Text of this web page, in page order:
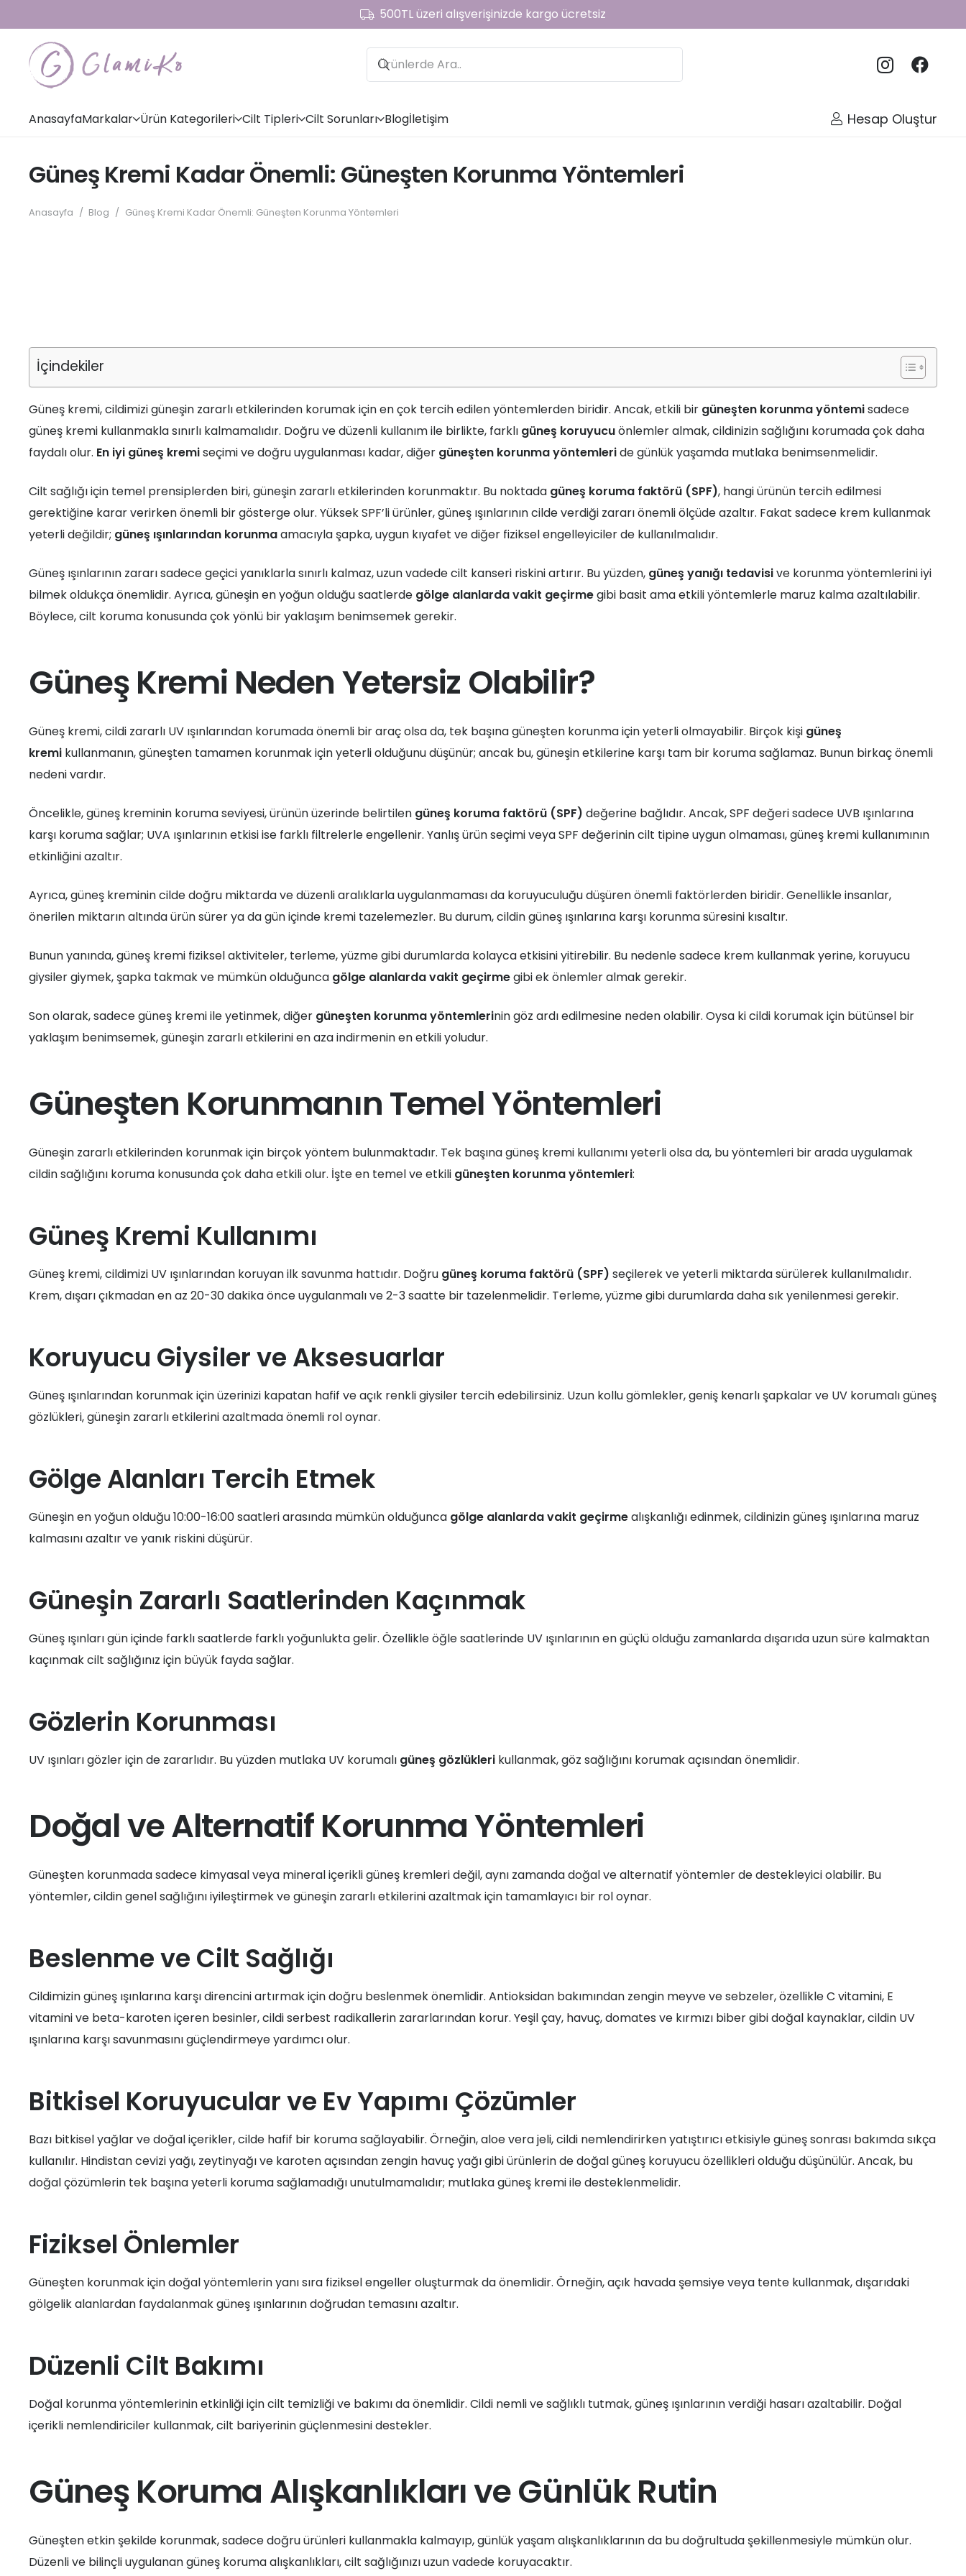
500TL üzeri alışverişinizde kargo ücretsiz
AnasayfaMarkalar Ürün Kategorileri Cilt Tipleri Cilt Sorunları Blogİletişim Hesap Oluştur
Güneş Kremi Kadar Önemli: Güneşten Korunma Yöntemleri
Anasayfa / Blog / Güneş Kremi Kadar Önemli: Güneşten Korunma Yöntemleri
İçindekiler
Güneş kremi, cildimizi güneşin zararlı etkilerinden korumak için en çok tercih edilen yöntemlerden biridir. Ancak, etkili bir güneşten korunma yöntemisadece
güneş kremi kullanmakla sınırlı kalmamalıdır. Doğru ve düzenli kullanım ile birlikte, farklı güneş koruyucuönlemler almak, cildinizin sağlığını korumada çok daha
faydalı olur. En iyi güneş kremiseçimi ve doğru uygulanması kadar, diğer güneşten korunma yöntemleride günlük yaşamda mutlaka benimsenmelidir.
Cilt sağlığı için temel prensiplerden biri, güneşin zararlı etkilerinden korunmaktır. Bu noktada güneş koruma faktörü (SPF), hangi ürünün tercih edilmesi
gerektiğine karar verirken önemli bir gösterge olur. Yüksek SPF’li ürünler, güneş ışınlarının cilde verdiği zararı önemli ölçüde azaltır. Fakat sadece krem kullanmak
yeterli değildir; güneş ışınlarından korunmaamacıyla şapka, uygun kıyafet ve diğer fiziksel engelleyiciler de kullanılmalıdır.
Güneş ışınlarının zararı sadece geçici yanıklarla sınırlı kalmaz, uzun vadede cilt kanseri riskini artırır. Bu yüzden, güneş yanığı tedavisive korunma yöntemlerini iyi
bilmek oldukça önemlidir. Ayrıca, güneşin en yoğun olduğu saatlerde gölge alanlarda vakit geçirmegibi basit ama etkili yöntemlerle maruz kalma azaltılabilir.
Böylece, cilt koruma konusunda çok yönlü bir yaklaşım benimsemek gerekir.
Güneş Kremi Neden Yetersiz Olabilir?
Güneş kremi, cildi zararlı UV ışınlarından korumada önemli bir araç olsa da, tek başına güneşten korunma için yeterli olmayabilir. Birçok kişi güneş
kremi kullanmanın, güneşten tamamen korunmak için yeterli olduğunu düşünür; ancak bu, güneşin etkilerine karşı tam bir koruma sağlamaz. Bunun birkaç önemli
nedeni vardır.
Öncelikle, güneş kreminin koruma seviyesi, ürünün üzerinde belirtilen güneş koruma faktörü (SPF) değerine bağlıdır. Ancak, SPF değeri sadece UVB ışınlarına
karşı koruma sağlar; UVA ışınlarının etkisi ise farklı filtrelerle engellenir. Yanlış ürün seçimi veya SPF değerinin cilt tipine uygun olmaması, güneş kremi kullanımının
etkinliğini azaltır.
Ayrıca, güneş kreminin cilde doğru miktarda ve düzenli aralıklarla uygulanmaması da koruyuculuğu düşüren önemli faktörlerden biridir. Genellikle insanlar,
önerilen miktarın altında ürün sürer ya da gün içinde kremi tazelemezler. Bu durum, cildin güneş ışınlarına karşı korunma süresini kısaltır.
Bunun yanında, güneş kremi fiziksel aktiviteler, terleme, yüzme gibi durumlarda kolayca etkisini yitirebilir. Bu nedenle sadece krem kullanmak yerine, koruyucu
giysiler giymek, şapka takmak ve mümkün olduğunca gölge alanlarda vakit geçirmegibi ek önlemler almak gerekir.
Son olarak, sadece güneş kremi ile yetinmek, diğer güneşten korunma yöntemlerinin göz ardı edilmesine neden olabilir. Oysa ki cildi korumak için bütünsel bir
yaklaşım benimsemek, güneşin zararlı etkilerini en aza indirmenin en etkili yoludur.
Güneşten Korunmanın Temel Yöntemleri
Güneşin zararlı etkilerinden korunmak için birçok yöntem bulunmaktadır. Tek başına güneş kremi kullanımı yeterli olsa da, bu yöntemleri bir arada uygulamak
cildin sağlığını koruma konusunda çok daha etkili olur. İşte en temel ve etkili güneşten korunma yöntemleri:
Güneş Kremi Kullanımı
Güneş kremi, cildimizi UV ışınlarından koruyan ilk savunma hattıdır. Doğru güneş koruma faktörü (SPF) seçilerek ve yeterli miktarda sürülerek kullanılmalıdır.
Krem, dışarı çıkmadan en az 20-30 dakika önce uygulanmalı ve 2-3 saatte bir tazelenmelidir. Terleme, yüzme gibi durumlarda daha sık yenilenmesi gerekir.
Koruyucu Giysiler ve Aksesuarlar
Güneş ışınlarından korunmak için üzerinizi kapatan hafif ve açık renkli giysiler tercih edebilirsiniz. Uzun kollu gömlekler, geniş kenarlı şapkalar ve UV korumalı güneş
gözlükleri, güneşin zararlı etkilerini azaltmada önemli rol oynar.
Gölge Alanları Tercih Etmek
Güneşin en yoğun olduğu 10:00-16:00 saatleri arasında mümkün olduğunca gölge alanlarda vakit geçirmealışkanlığı edinmek, cildinizin güneş ışınlarına maruz
kalmasını azaltır ve yanık riskini düşürür.
Güneşin Zararlı Saatlerinden Kaçınmak
Güneş ışınları gün içinde farklı saatlerde farklı yoğunlukta gelir. Özellikle öğle saatlerinde UV ışınlarının en güçlü olduğu zamanlarda dışarıda uzun süre kalmaktan
kaçınmak cilt sağlığınız için büyük fayda sağlar.
Gözlerin Korunması
UV ışınları gözler için de zararlıdır. Bu yüzden mutlaka UV korumalı güneş gözlükleri kullanmak, göz sağlığını korumak açısından önemlidir.
Doğal ve Alternatif Korunma Yöntemleri
Güneşten korunmada sadece kimyasal veya mineral içerikli güneş kremleri değil, aynı zamanda doğal ve alternatif yöntemler de destekleyici olabilir. Bu
yöntemler, cildin genel sağlığını iyileştirmek ve güneşin zararlı etkilerini azaltmak için tamamlayıcı bir rol oynar.
Beslenme ve Cilt Sağlığı
Cildimizin güneş ışınlarına karşı direncini artırmak için doğru beslenmek önemlidir. Antioksidan bakımından zengin meyve ve sebzeler, özellikle C vitamini, E
vitamini ve beta-karoten içeren besinler, cildi serbest radikallerin zararlarından korur. Yeşil çay, havuç, domates ve kırmızı biber gibi doğal kaynaklar, cildin UV
ışınlarına karşı savunmasını güçlendirmeye yardımcı olur.
Bitkisel Koruyucular ve Ev Yapımı Çözümler
Bazı bitkisel yağlar ve doğal içerikler, cilde hafif bir koruma sağlayabilir. Örneğin, aloe vera jeli, cildi nemlendirirken yatıştırıcı etkisiyle güneş sonrası bakımda sıkça
kullanılır. Hindistan cevizi yağı, zeytinyağı ve karoten açısından zengin havuç yağı gibi ürünlerin de doğal güneş koruyucu özellikleri olduğu düşünülür. Ancak, bu
doğal çözümlerin tek başına yeterli koruma sağlamadığı unutulmamalıdır; mutlaka güneş kremi ile desteklenmelidir.
Fiziksel Önlemler
Güneşten korunmak için doğal yöntemlerin yanı sıra fiziksel engeller oluşturmak da önemlidir. Örneğin, açık havada şemsiye veya tente kullanmak, dışarıdaki
gölgelik alanlardan faydalanmak güneş ışınlarının doğrudan temasını azaltır.
Düzenli Cilt Bakımı
Doğal korunma yöntemlerinin etkinliği için cilt temizliği ve bakımı da önemlidir. Cildi nemli ve sağlıklı tutmak, güneş ışınlarının verdiği hasarı azaltabilir. Doğal
içerikli nemlendiriciler kullanmak, cilt bariyerinin güçlenmesini destekler.
Güneş Koruma Alışkanlıkları ve Günlük Rutin
Güneşten etkin şekilde korunmak, sadece doğru ürünleri kullanmakla kalmayıp, günlük yaşam alışkanlıklarının da bu doğrultuda şekillenmesiyle mümkün olur.
Düzenli ve bilinçli uygulanan güneş koruma alışkanlıkları, cilt sağlığınızı uzun vadede koruyacaktır.